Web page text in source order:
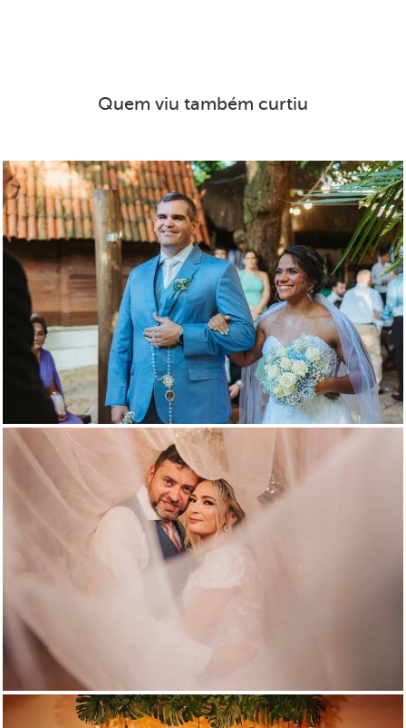
Quem viu também curtiu